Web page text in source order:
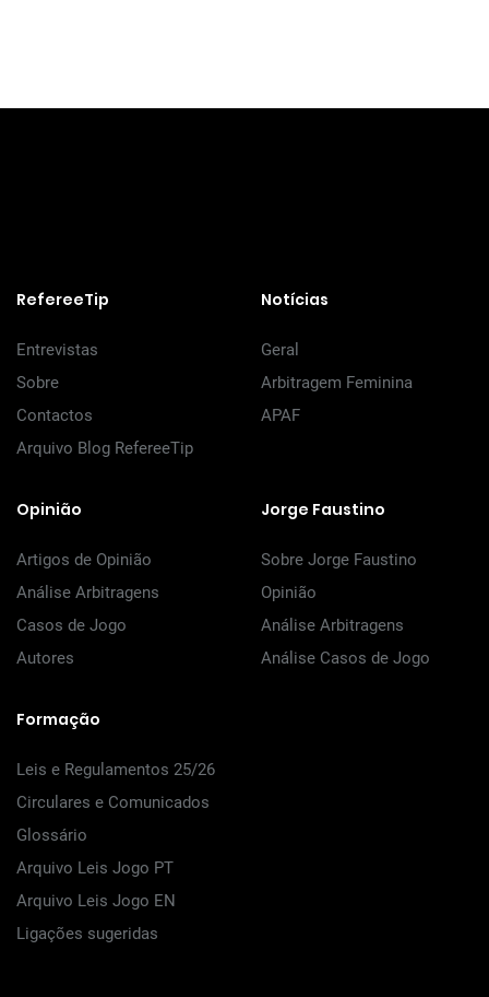
RefereeTip
Entrevistas
Sobre
Contactos
Arquivo Blog RefereeTip
Notícias
Geral
Arbitragem Feminina
APAF
Opinião
Artigos de Opinião
Análise Arbitragens
Casos de Jogo
Autores
Jorge Faustino
Sobre Jorge Faustino
Opinião
Análise Arbitragens
Análise Casos de Jogo
Formação
Leis e Regulamentos 25/26
Circulares e Comunicados
Glossário
Arquivo Leis Jogo PT
Arquivo Leis Jogo EN
Ligações sugeridas